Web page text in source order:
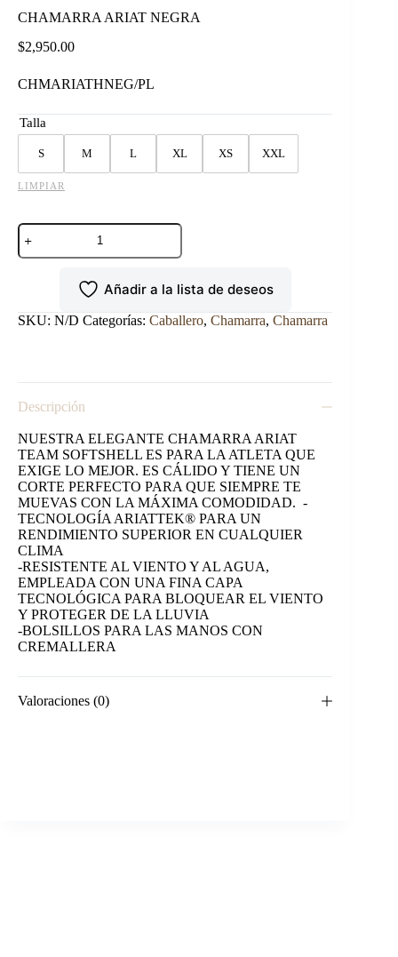
CHAMARRA ARIAT NEGRA
$2,950.00
CHMARIATHNEG/PL
Talla
S M L XL XS XXL
LIMPIAR
CHAMARRA
ARIAT
NEGRA
Añadir a la lista de deseos
SKU: N/D Categorías: Caballero, Chamarra, Chamarra
Descripción
NUESTRA ELEGANTE CHAMARRA ARIAT
TEAM SOFTSHELL ES PARA LA ATLETA QUE
EXIGE LO MEJOR. ES CÁLIDO Y TIENE UN
CORTE PERFECTO PARA QUE SIEMPRE TE
MUEVAS CON LA MÁXIMA COMODIDAD. -
TECNOLOGÍA ARIATTEK® PARA UN
RENDIMIENTO SUPERIOR EN CUALQUIER
CLIMA
-RESISTENTE AL VIENTO Y AL AGUA,
EMPLEADA CON UNA FINA CAPA
TECNOLÓGICA PARA BLOQUEAR EL VIENTO
Y PROTEGER DE LA LLUVIA
-BOLSILLOS PARA LAS MANOS CON
CREMALLERA
Valoraciones (0)